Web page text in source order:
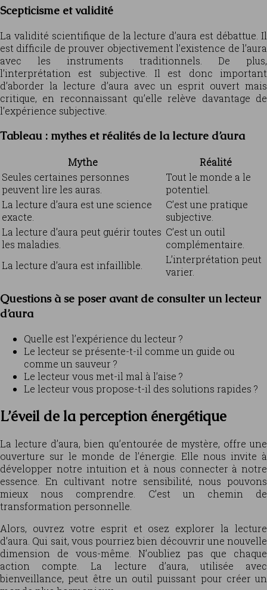
Scepticisme et validité
La validité scientifique de la lecture d’aura est débattue. Il
est difficile de prouver objectivement l’existence de l’aura
avec les instruments traditionnels. De plus,
l’interprétation est subjective. Il est donc important
d’aborder la lecture d’aura avec un esprit ouvert mais
critique, en reconnaissant qu’elle relève davantage de
l’expérience subjective.
Tableau : mythes et réalités de la lecture d’aura
Mythe
Réalité
Seules certaines personnes
peuvent lire les auras.
Tout le monde a le
potentiel.
La lecture d’aura est une science
exacte.
C’est une pratique
subjective.
La lecture d’aura peut guérir toutes
les maladies.
C’est un outil
complémentaire.
La lecture d’aura est infaillible.
L’interprétation peut
varier.
Questions à se poser avant de consulter un lecteur
d’aura
Quelle est l’expérience du lecteur ?
Le lecteur se présente-t-il comme un guide ou
comme un sauveur ?
Le lecteur vous met-il mal à l’aise ?
Le lecteur vous propose-t-il des solutions rapides ?
L’éveil de la perception énergétique
La lecture d’aura, bien qu’entourée de mystère, offre une
ouverture sur le monde de l’énergie. Elle nous invite à
développer notre intuition et à nous connecter à notre
essence. En cultivant notre sensibilité, nous pouvons
mieux nous comprendre. C’est un chemin de
transformation personnelle.
Alors, ouvrez votre esprit et osez explorer la lecture
d’aura. Qui sait, vous pourriez bien découvrir une nouvelle
dimension de vous-même. N’oubliez pas que chaque
action compte. La lecture d’aura, utilisée avec
bienveillance, peut être un outil puissant pour créer un